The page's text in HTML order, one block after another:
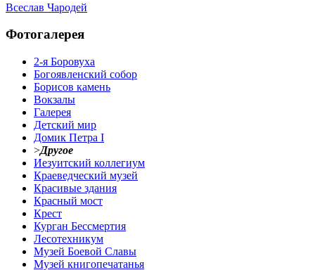
Всеслав Чародей
Фотогалерея
2-я Боровуха
Богоявленский собор
Борисов камень
Вокзалы
Галерея
Детский мир
Домик Петра I
>Другое
Иезуитский коллегиум
Краеведческий музей
Красивые здания
Красный мост
Крест
Курган Бессмертия
Лесотехникум
Музей Боевой Славы
Музей книгопечатанья